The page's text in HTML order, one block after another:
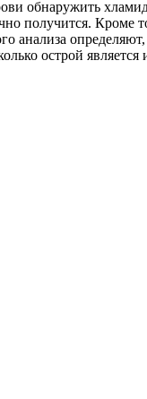
обнаружить
получится. Кроме
анализа определяют,
острой